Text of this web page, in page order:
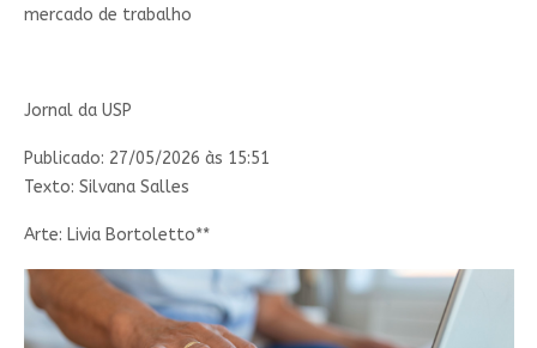
mercado de trabalho
Jornal da USP
Publicado: 27/05/2026 às 15:51
Texto: Silvana Salles
Arte: Livia Bortoletto**